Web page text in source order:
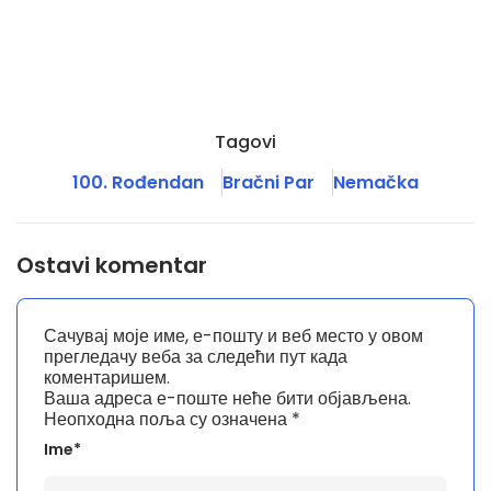
Tagovi
100. Rođendan
Bračni Par Nemačka
Ostavi komentar
Ваша адреса е-поште неће бити објављена.
Неопходна поља су означена *
Ime*
Сачувај моје име, е-пошту и веб место у овом
прегледачу веба за следећи пут када
коментаришем.